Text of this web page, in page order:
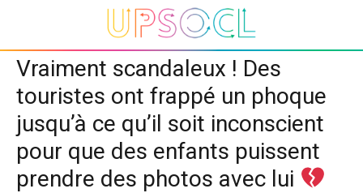
Vraiment scandaleux ! Des
touristes ont frappé un phoque
jusqu’à ce qu’il soit inconscient
pour que des enfants puissent
prendre des photos avec lui